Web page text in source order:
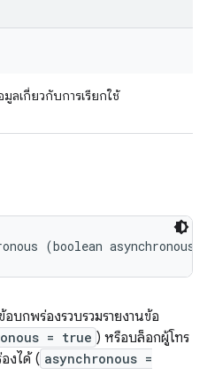
มูลเกี่ยวกับการเรียกใช้
(boolean asynchronous)
อบกพร่องรวบรวมรายงานข้อ
= true ) หรือบล็อกผู้โทร
งได้ ( asynchronous =